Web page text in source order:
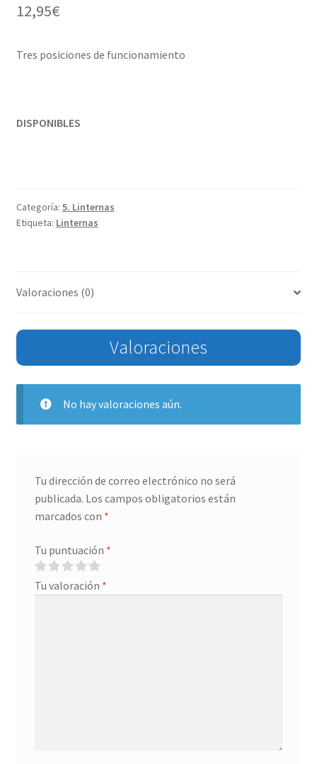
12,95€
Tres posiciones de funcionamiento
DISPONIBLES
Categoría: 5. Linternas
Etiqueta: Linternas
Valoraciones (0)
Valoraciones
No hay valoraciones aún.
Tu dirección de correo electrónico no será
publicada. Los campos obligatorios están
marcados con *
Tu puntuación *
Tu valoración *